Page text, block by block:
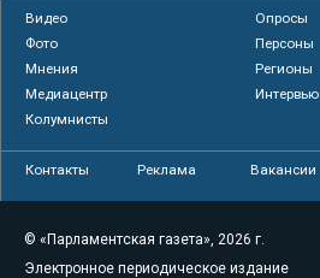
Видео
Опросы
Фото
Персоны
Мнения
Регионы
Медиацентр
Интервью
Колумнисты
Контакты Реклама Вакансии
© «Парламентская газета», 2026 г.
Электронное периодическое издание